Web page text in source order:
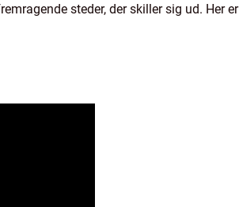
steder, der skiller sig ud. Her er